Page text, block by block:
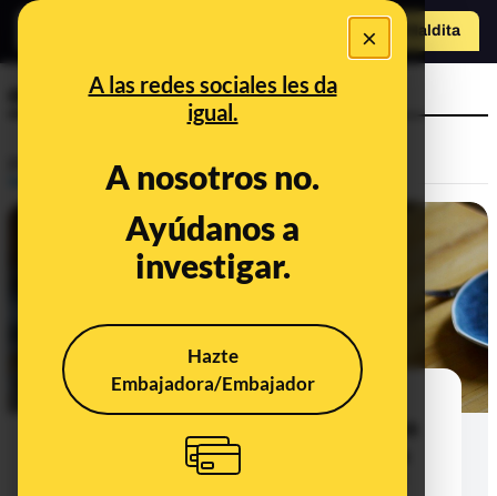
×
A las redes sociales les da
igual.
A nosotros no.
Ayúdanos a
investigar.
Hazte
Embajadora/Embajador
Hazte Maldita
espasmo
Azúcar en la salsa de tomate,
en el té que se deja reposar. Llega a
Maldita Ciencia el consultorio 112º